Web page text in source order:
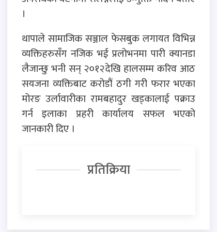
।
थापाले सामाजिक सञ्जाल फेसबुक लगायत विभिन्न
व्यक्तिहरुसँग नजिक भई प्रलोभनमा पारी क्यानडा
लैजान्छु भनी सन् २०१२देखि हालसम्म करिव आठ
सयजना व्यक्तिबाट करोडौं ठगी गरी फरार भएका
मोरङ उर्लावारीका रामबहादुर खड्कालाई पक्राउ
गर्न इलाका प्रहरी कार्यालय सफल भएको
जानकारी दिए ।
प्रतिक्रिया